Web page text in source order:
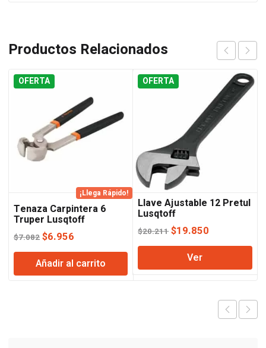
Productos Relacionados
OFERTA
¡Llega Rápido!
Tenaza Carpintera 6
Truper Lusqtoff
$7.082 El
precio
original
era:
$6.956
precio
actual
es:
Añadir al carrito
OFERTA
Llave Ajustable 12 Pretul
Lusqtoff
$20.211El
precio
original
era:
$19.850
precio
es:
Ver